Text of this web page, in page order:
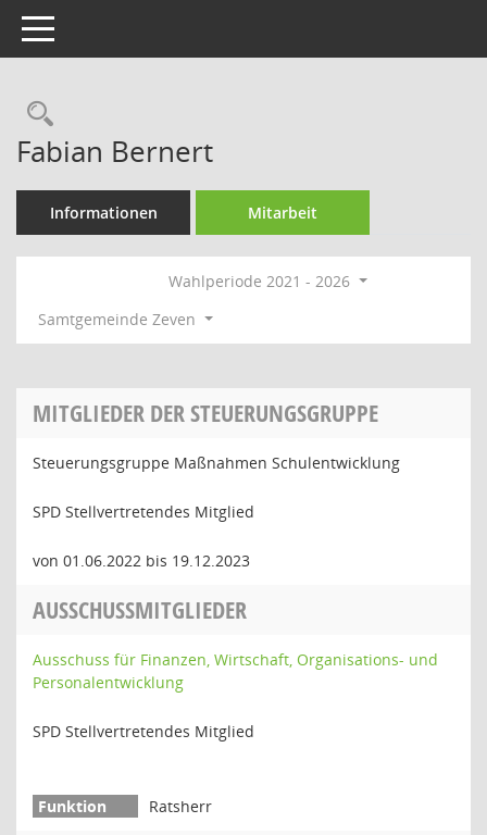
Toggle navigation
Rechercheauswahl
Fabian Bernert
Informationen Mitarbeit
Wahlperiode 2021 - 2026
Samtgemeinde Zeven
MITGLIEDER DER STEUERUNGSGRUPPE
Steuerungsgruppe Maßnahmen Schulentwicklung
SPD Stellvertretendes Mitglied
von 01.06.2022 bis 19.12.2023
AUSSCHUSSMITGLIEDER
Ausschuss für Finanzen, Wirtschaft, Organisations- und
Personalentwicklung
SPD Stellvertretendes Mitglied
Ratsherr